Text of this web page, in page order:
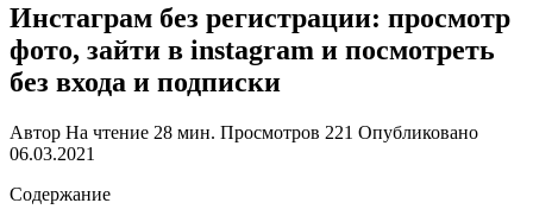
Инстаграм без регистрации: просмотр
фото, зайти в instagram и посмотреть
без входа и подписки
Автор На чтение 28 мин. Просмотров 221 Опубликовано
06.03.2021
Содержание